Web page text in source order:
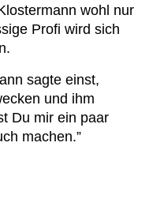
wohl nur
Profi wird sich
sagte einst,
und ihm
Du mir ein paar
machen.”